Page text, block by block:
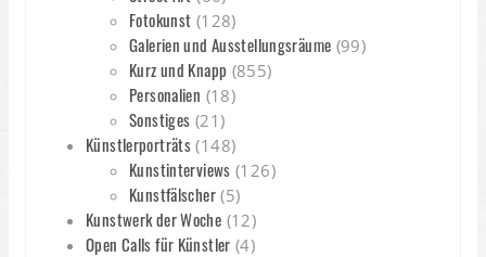
Fotokunst (128)
Galerien und Ausstellungsräume (99)
Kurz und Knapp (855)
Personalien (18)
Sonstiges (21)
Künstlerporträts (148)
Kunstinterviews (126)
Kunstfälscher(5)
Kunstwerk der Woche (12)
Open Calls für Künstler (4)